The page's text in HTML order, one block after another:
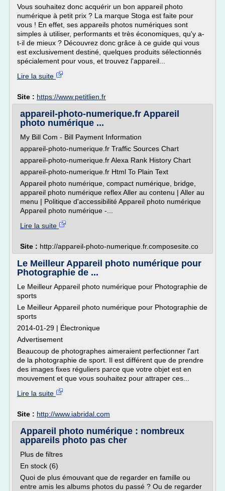
Vous souhaitez donc acquérir un bon appareil photo
numérique à petit prix ? La marque Stoga est faite pour
vous ! En effet, ses appareils photos numériques sont
simples à utiliser, performants et très économiques, qu'y a-
t-il de mieux ? Découvrez donc grâce à ce guide qui vous
est exclusivement destiné, quelques produits sélectionnés
spécialement pour vous, et trouvez l'appareil...
Lire la suite
Site : https://www.petitlien.fr
appareil-photo-numerique.fr Appareil
photo numérique ...
My Bill Com - Bill Payment Information
appareil-photo-numerique.fr Traffic Sources Chart
appareil-photo-numerique.fr Alexa Rank History Chart
appareil-photo-numerique.fr Html To Plain Text
Appareil photo numérique, compact numérique, bridge,
appareil photo numérique reflex Aller au contenu | Aller au
menu | Politique d'accessibilité Appareil photo numérique
Appareil photo numérique -...
Lire la suite
Site : http://appareil-photo-numerique.fr.composesite.co
Le Meilleur Appareil photo numérique pour
Photographie de ...
Le Meilleur Appareil photo numérique pour Photographie de
sports
Le Meilleur Appareil photo numérique pour Photographie de
sports
2014-01-29 | Électronique
Advertisement
Beaucoup de photographes aimeraient perfectionner l'art
de la photographie de sport. Il est différent que de prendre
des images fixes réguliers parce que votre objet est en
mouvement et que vous souhaitez pour attraper ces...
Lire la suite
Site : http://www.iabridal.com
Appareil photo numérique : nombreux
appareils photo pas cher
Plus de filtres
En stock (6)
Quoi de plus émouvant que de regarder en famille ou
entre amis les albums photos du passé ? Ou de regarder